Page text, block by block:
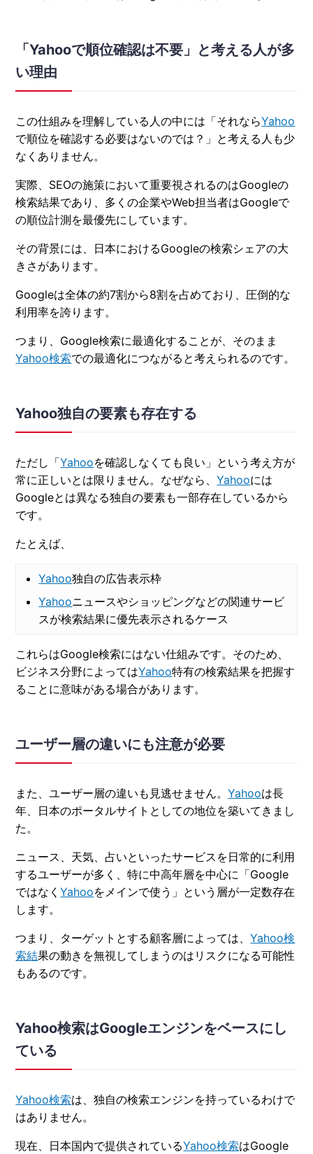
「Yahooで順位確認は不要」と考える人が多
い理由
この仕組みを理解している人の中には「それならYahoo
で順位を確認する必要はないのでは？」と考える人も少
なくありません。
実際、SEOの施策において重要視されるのはGoogleの
検索結果であり、多くの企業やWeb担当者はGoogleで
の順位計測を最優先にしています。
その背景には、日本におけるGoogleの検索シェアの大
きさがあります。
Googleは全体の約7割から8割を占めており、圧倒的な
利用率を誇ります。
つまり、Google検索に最適化することが、そのまま
Yahoo検索での最適化につながると考えられるのです。
Yahoo独自の要素も存在する
ただし「Yahooを確認しなくても良い」という考え方が
常に正しいとは限りません。なぜなら、Yahooには
Googleとは異なる独自の要素も一部存在しているから
です。
たとえば、
Yahoo独自の広告表示枠
Yahooニュースやショッピングなどの関連サービ
スが検索結果に優先表示されるケース
これらはGoogle検索にはない仕組みです。そのため、
ビジネス分野によってはYahoo特有の検索結果を把握す
ることに意味がある場合があります。
ユーザー層の違いにも注意が必要
また、ユーザー層の違いも見逃せません。Yahooは長
年、日本のポータルサイトとしての地位を築いてきまし
た。
ニュース、天気、占いといったサービスを日常的に利用
するユーザーが多く、特に中高年層を中心に「Google
ではなくYahooをメインで使う」という層が一定数存在
します。
つまり、ターゲットとする顧客層によっては、Yahoo検
索結果の動きを無視してしまうのはリスクになる可能性
もあるのです。
Yahoo検索はGoogleエンジンをベースにし
ている
Yahoo検索は、独自の検索エンジンを持っているわけで
はありません。
現在、日本国内で提供されているYahoo検索はGoogle